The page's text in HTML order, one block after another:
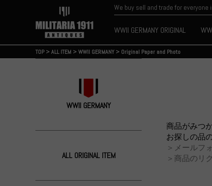
We buy sell and trade for
WWII GERMANY ORIGINAL
TOP>ALL ITEM >WWII GERMANY > Original Paper and Photo
WWII GERMANY
ALL ORIGINAL ITEM
商品がみつ
お探しの品
＞メールフ
＞商品のリ